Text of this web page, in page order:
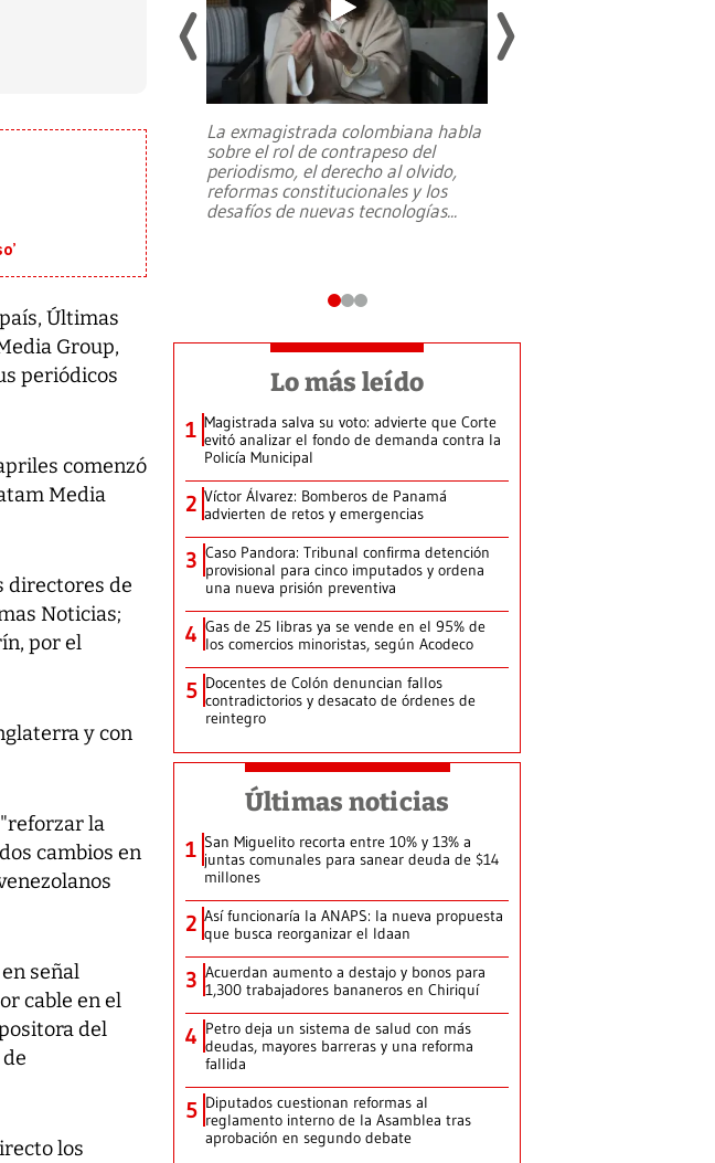
Últimas
Group,
periódicos
comenzó
Media
directores de
Noticias;
por el
y con
la
cambios en
señal
cable en el
del
los
una
La exmagistrada colombiana habla
sobre el rol de contrapeso del
periodismo, el derecho al olvido,
reformas constitucionales y los
desafíos de nuevas tecnologías...
Lo más leído
1 Magistrada salva su voto: advierte que Corte
evitó analizar el fondo de demanda contra la
Policía Municipal
2 Víctor Álvarez: Bomberos de Panamá
advierten de retos y emergencias
3 Caso Pandora: Tribunal confirma detención
provisional para cinco imputados y ordena
una nueva prisión preventiva
4 Gas de 25 libras ya se vende en el 95% de
los comercios minoristas, según Acodeco
5 Docentes de Colón denuncian fallos
contradictorios y desacato de órdenes de
reintegro
Últimas noticias
1 San Miguelito recorta entre 10% y 13% a
juntas comunales para sanear deuda de $14
millones
2 Así funcionaría la ANAPS: la nueva propuesta
que busca reorganizar el Idaan
3 Acuerdan aumento a destajo y bonos para
1,300 trabajadores bananeros en Chiriquí
4 Petro deja un sistema de salud con más
deudas, mayores barreras y una reforma
fallida
5 Diputados cuestionan reformas al
reglamento interno de la Asamblea tras
aprobación en segundo debate